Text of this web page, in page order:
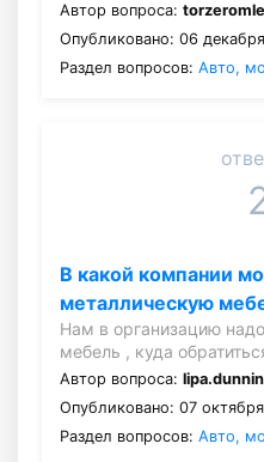
Автор вопроса: torzeromle
Опубликовано: 06
Раздел вопросов: Авто,
В какой компании
металлическую
Нам в организацию
мебель , куда
Автор вопроса:
Опубликовано: 07
Раздел вопросов: Авто,